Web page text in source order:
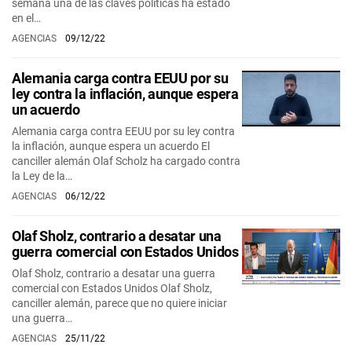
semana una de las claves políticas ha estado
en el…
AGENCIAS 09/12/22
Alemania carga contra EEUU por su
ley contra la inflación, aunque espera
un acuerdo
Alemania carga contra EEUU por su ley contra
la inflación, aunque espera un acuerdo El
canciller alemán Olaf Scholz ha cargado contra
la Ley de la…
AGENCIAS 06/12/22
Olaf Sholz, contrario a desatar una
guerra comercial con Estados Unidos
Olaf Sholz, contrario a desatar una guerra
comercial con Estados Unidos Olaf Sholz,
canciller alemán, parece que no quiere iniciar
una guerra…
AGENCIAS 25/11/22